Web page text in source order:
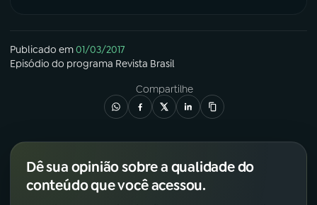
Publicado em01/03/2017
Episódio do programa Revista Brasil
Compartilhe
Dê sua opinião sobre a qualidade do
conteúdo que você acessou.